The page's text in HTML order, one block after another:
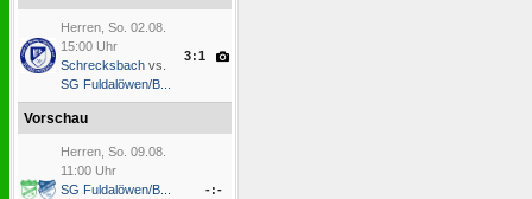
Herren, So. 02.08.
15:00 Uhr
Schrecksbach vs.
SG Fuldalöwen/B...
3:1
Vorschau
Herren, So. 09.08.
11:00 Uhr
SG Fuldalöwen/B...
-:-